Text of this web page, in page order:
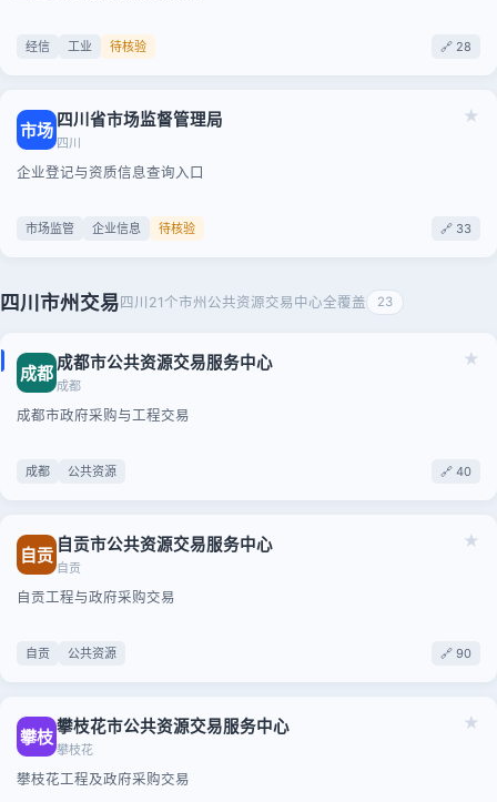
经信 工业 待核验 🔗 28
★
市场 四川省市场监督管理局
四川
企业登记与资质信息查询入口
市场监管 企业信息 待核验 🔗 33
四川市州交易 四川21个市州公共资源交易中心全覆盖 23
★
成都 成都市公共资源交易服务中心
成都
成都市政府采购与工程交易
成都 公共资源 🔗 40
★
自贡 自贡市公共资源交易服务中心
自贡
自贡工程与政府采购交易
自贡 公共资源 🔗 90
★
攀枝攀枝花市公共资源交易服务中心
攀枝花
攀枝花工程及政府采购交易